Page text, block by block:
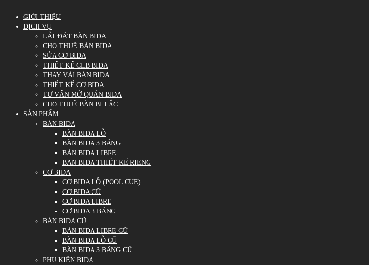
GIỚI THIỆU
DỊCH VỤ
LẮP ĐẶT BÀN BIDA
CHO THUÊ BÀN BIDA
SỬA CƠ BIDA
THIẾT KẾ CLB BIDA
THAY VẢI BÀN BIDA
THIẾT KẾ CƠ BIDA
TƯ VẤN MỞ QUÁN BIDA
CHO THUÊ BÀN BI LẮC
SẢN PHẨM
BÀN BIDA
BÀN BIDA LỖ
BÀN BIDA 3 BĂNG
BÀN BIDA LIBRE
BÀN BIDA THIẾT KẾ RIÊNG
CƠ BIDA
CƠ BIDA LỖ (POOL CUE)
CƠ BIDA CŨ
CƠ BIDA LIBRE
CƠ BIDA 3 BĂNG
BÀN BIDA CŨ
BÀN BIDA LIBRE CŨ
BÀN BIDA LỖ CŨ
BÀN BIDA 3 BĂNG CŨ
PHỤ KIỆN BIDA